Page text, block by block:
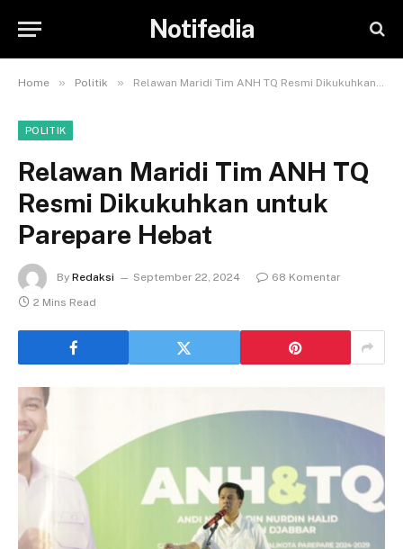
Notifedia
Home » Politik » Relawan Maridi Tim ANH TQ Resmi Dikukuhkan untuk Parepare Hebat
POLITIK
Relawan Maridi Tim ANH TQ
Resmi Dikukuhkan untuk
Parepare Hebat
By Redaksi September 22, 2024
68 Komentar
2 Mins Read